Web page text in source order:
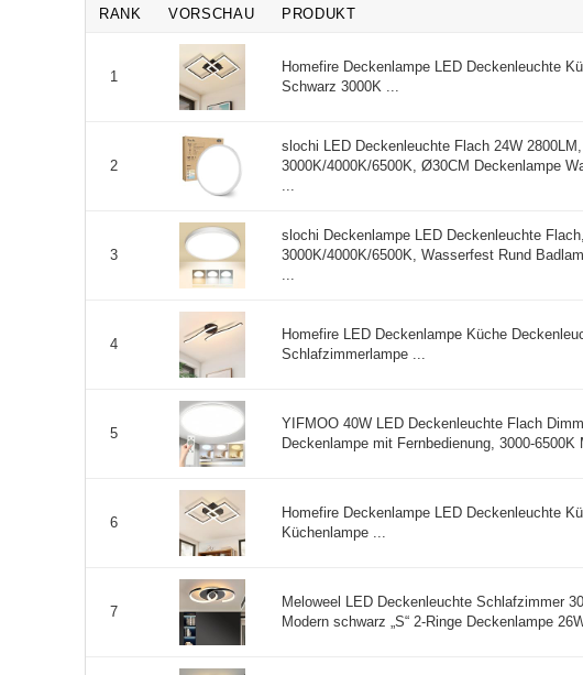
RANK VORSCHAU PRODUKT
1
Homefire Deckenlampe LED Deckenleuchte
Schwarz 3000K ...
2
slochi LED Deckenleuchte Flach 24W
3000K/4000K/6500K, Ø30CM Deckenlampe
...
3
slochi Deckenlampe LED Deckenleuchte
3000K/4000K/6500K, Wasserfest Rund
...
4
Homefire LED Deckenlampe Küche
Schlafzimmerlampe ...
5
YIFMOO 40W LED Deckenleuchte Flach
Deckenlampe mit Fernbedienung, 3000-6500K
6
Homefire Deckenlampe LED Deckenleuchte
Küchenlampe ...
7
Meloweel LED Deckenleuchte Schlafzimmer
Modern schwarz „S“ 2-Ringe Deckenlampe